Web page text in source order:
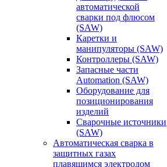
автоматической
сварки под флюсом
(SAW)
Каретки и
манипуляторы (SAW)
Контроллеры (SAW)
Запасные части
Automation (SAW)
Оборудование для
позиционирования
изделий
Сварочные источники
(SAW)
Автоматическая сварка в
защитных газах
плавящимся электродом